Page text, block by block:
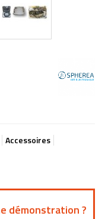
Accessoires
démonstration ?